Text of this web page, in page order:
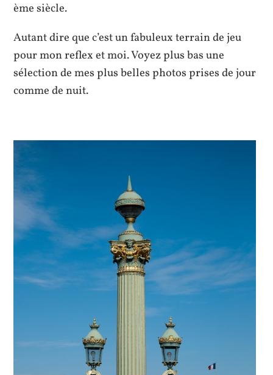
ème siècle.
Autant dire que c’est un fabuleux terrain de jeu
pour mon reflex et moi. Voyez plus bas une
sélection de mes plus belles photos prises de jour
comme de nuit.